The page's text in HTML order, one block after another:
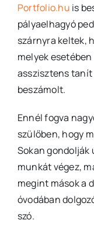
Portfolio.hu is
pályaelhagyó
szárnyra keltek,
melyek
asszisztens tanít
beszámolt.
Ennél fogva
szülőben, hogy
Sokan gondolják
munkát végez,
megint mások a
óvodában
szó.